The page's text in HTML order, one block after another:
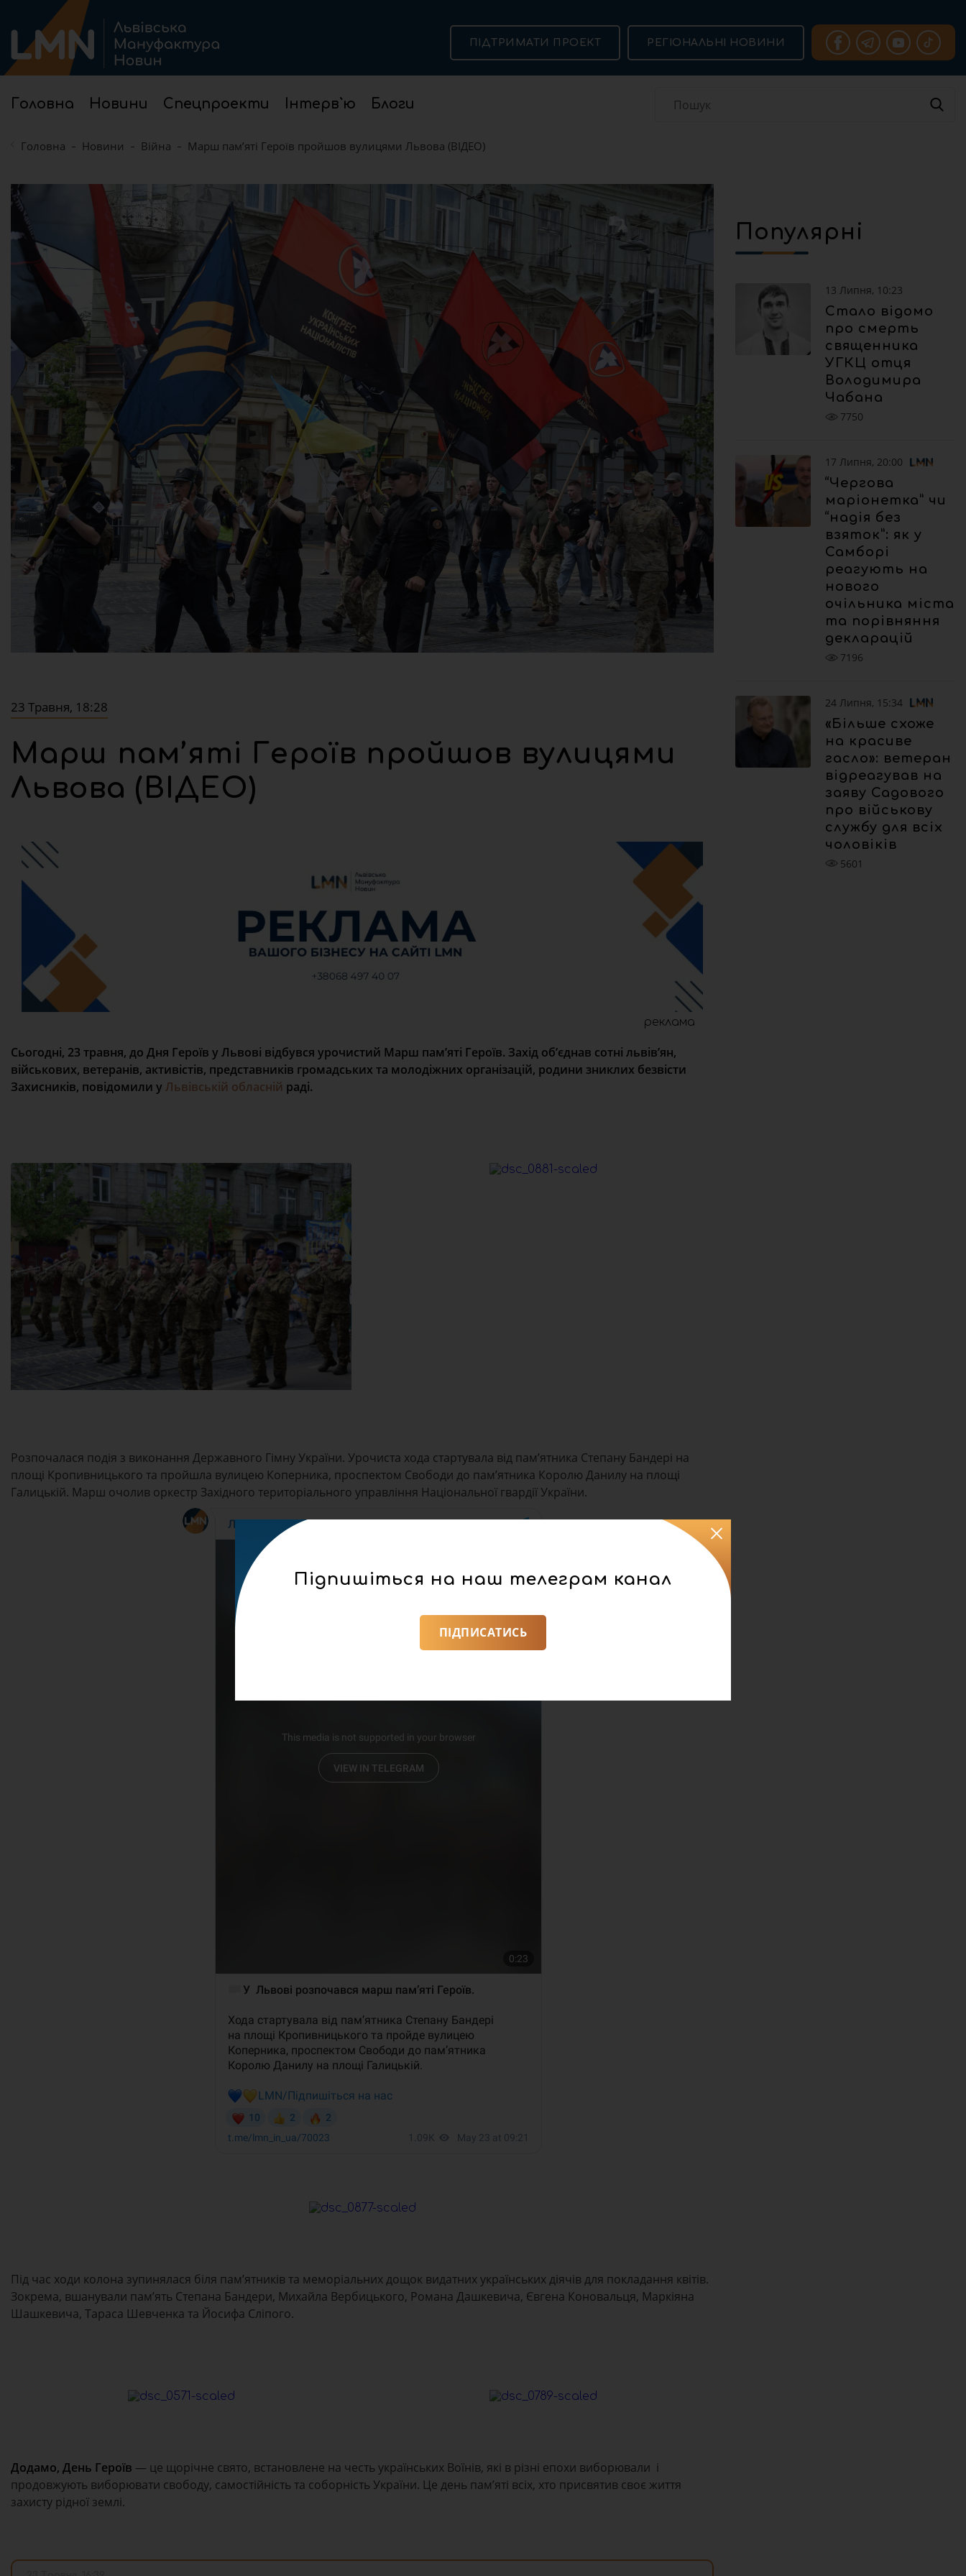
Головна Новини Спецпроекти Інтерв`ю Блоги
ПІДТРИМАТИ ПРОЕКТ РЕГІОНАЛЬНІ НОВИНИ
Головна Новини Війна Марш пам’яті Героїв пройшов вулицями Львова (ВІДЕО)
23 Травня, 18:28
Марш пам’яті Героїв пройшов вулицями
Львова (ВІДЕО)
реклама
Сьогодні, 23 травня, до Дня Героїв у Львові відбувся урочистий Марш пам’яті Героїв. Захід об’єднав сотні львів’ян,
військових, ветеранів, активістів, представників громадських та молодіжних організацій, родини зниклих безвісти
Захисників, повідомили у Львівській обласній раді.
Розпочалася подія з виконання Державного Гімну України. Урочиста хода стартувала від пам’ятника Степану Бандері на
площі Кропивницького та пройшла вулицею Коперника, проспектом Свободи до пам’ятника Королю Данилу на площі
Галицькій. Марш очолив оркестр Західного територіального управління Національної гвардії України.
Під час ходи колона зупинялася біля пам’ятників та меморіальних дощок видатних українських діячів для покладання квітів.
Зокрема, вшанували пам’ять Степана Бандери, Михайла Вербицького, Романа Дашкевича, Євгена Коновальця, Маркіяна
Шашкевича, Тараса Шевченка та Йосифа Сліпого.
Додамо, День Героїв — це щорічне свято, встановлене на честь українських Воїнів, які в різні епохи виборювали і
продовжують виборювати свободу, самостійність та соборність України. Це день пам’яті всіх, хто присвятив своє життя
захисту рідної землі.
Популярні
13 Липня, 10:23
Стало відомо
про смерть
священника
УГКЦ отця
Володимира
Чабана
7750
17 Липня, 20:00
“Чергова
маріонетка” чи
“надія без
взяток”: як у
Самборі
реагують на
нового
очільника міста
та порівняння
декларацій
7196
24 Липня, 15:34
«Більше схоже
на красиве
гасло»: ветеран
відреагував на
заяву Садового
про військову
службу для всіх
чоловіків
5601
Підпишіться на наш телеграм канал
ПІДПИСАТИСЬ